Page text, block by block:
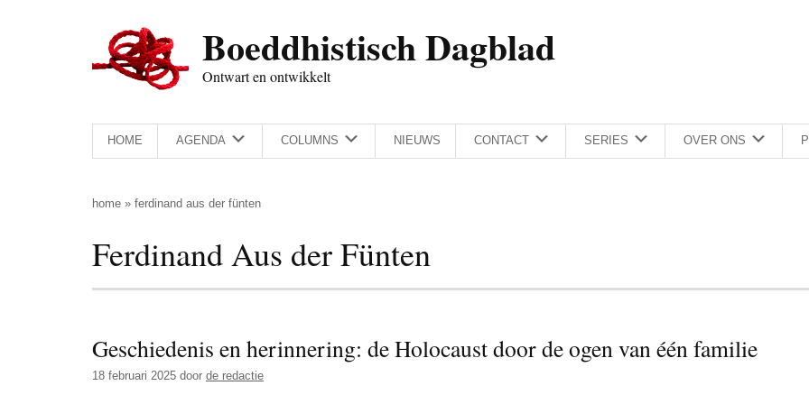
Boeddhistisch Dagblad
Ontwart en ontwikkelt
HOME AGENDA COLUMNS NIEUWS CONTACT SERIES OVER ONS
home » ferdinand aus der fünten
Ferdinand Aus der Fünten
Geschiedenis en herinnering: de Holocaust door de ogen van één familie
18 februari 2025 door de redactie